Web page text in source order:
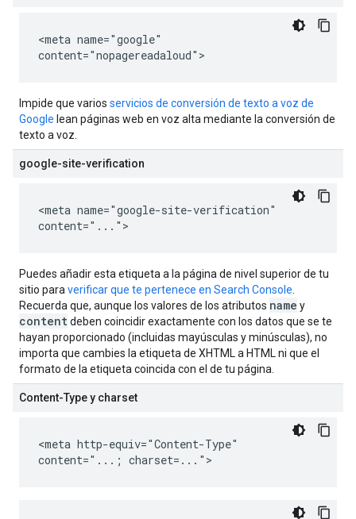
<meta name="google"
content="nopagereadaloud">
Impide que varios servicios de conversión de texto a voz de
Google lean páginas web en voz alta mediante la conversión de
texto a voz.
google-site-verification
<meta name="google-site-verification"
content="...">
Puedes añadir esta etiqueta a la página de nivel superior de tu
sitio para verificar que te pertenece en Search Console
Recuerda que, aunque los valores de los atributos name y
contentdeben coincidir exactamente con los datos que se te
hayan proporcionado (incluidas mayúsculas y minúsculas), no
importa que cambies la etiqueta de XHTML a HTML ni que el
formato de la etiqueta coincida con el de tu página.
Content-Type y charset
<meta http-equiv="Content-Type"
content="...; charset=...">